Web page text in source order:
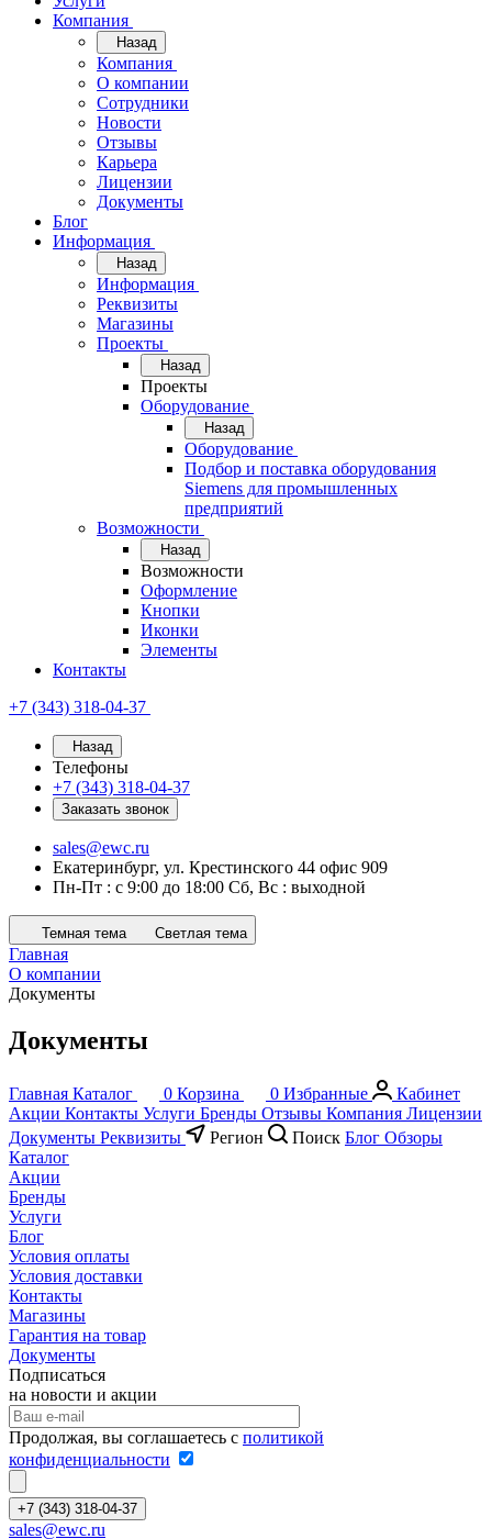
Компания
Назад
Компания
О компании
Сотрудники
Новости
Отзывы
Карьера
Лицензии
Документы
Блог
Информация
Назад
Информация
Реквизиты
Магазины
Проекты
Назад
Проекты
Оборудование
Назад
Оборудование
Подбор и поставка оборудования
Siemens для промышленных
предприятий
Возможности
Назад
Возможности
Оформление
Кнопки
Иконки
Элементы
Контакты
+7 (343) 318-04-37
Назад
Телефоны
+7 (343) 318-04-37
Заказать звонок
sales@ewc.ru
Екатеринбург, ул. Крестинского 44 офис 909
Пн-Пт : с 9:00 до 18:00 Сб, Вс : выходной
Темная тема Светлая тема
Главная
О компании
Документы
Документы
Главная Каталог 0 Корзина 0 Избранные
Кабинет
Акции Контакты Услуги Бренды Отзывы Компания Лицензии
Документы Реквизиты Регион Поиск Блог Обзоры
Каталог
Акции
Бренды
Услуги
Блог
Условия оплаты
Условия доставки
Контакты
Магазины
Гарантия на товар
Документы
Подписаться
на новости и акции
Продолжая, вы соглашаетесь с политикой
конфиденциальности
+7 (343) 318-04-37
sales@ewc.ru